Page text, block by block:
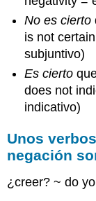
No es cierto
is not
subjuntivo)
Es cierto
does not
indicativo)
Unos
negación
¿creer? ~ do